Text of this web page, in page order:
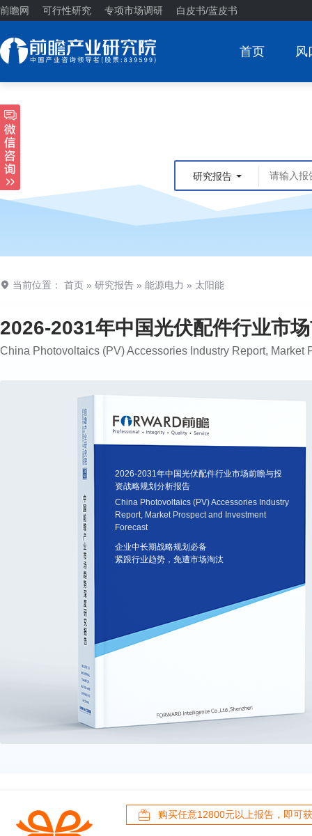
前瞻网 可行性研究 专项市场调研 白皮书/蓝皮书
首页 风
研究报告
当前位置： 首页 » 研究报告 » 能源电力 » 太阳能
2026-2031年中国光伏配件行业市
China Photovoltaics (PV) Accessories Industry Report, Market
2026-2031年中国光伏配件行业市场前瞻与投
资战略规划分析报告
China Photovoltaics (PV) Accessories Industry
Report, Market Prospect and Investment
Forecast
企业中长期战略规划必备
紧跟行业趋势，免遭市场淘汰
购买任意12800元以上报告，即可